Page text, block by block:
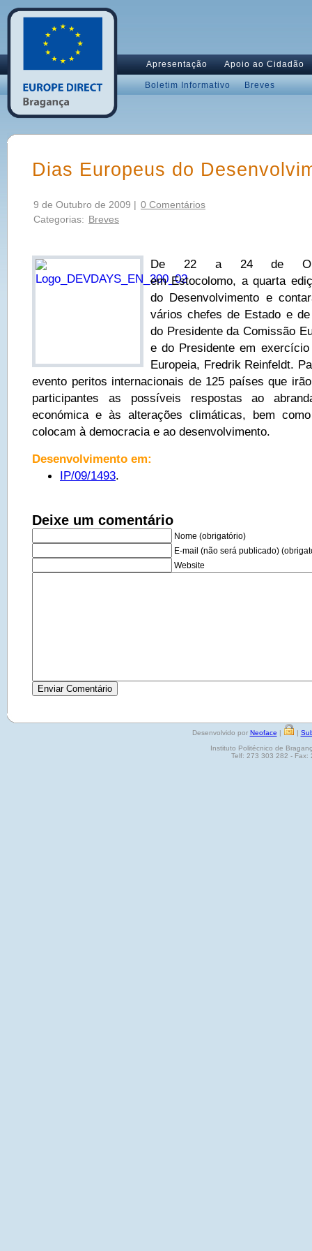
Apresentação Apoio ao Cidadão
Boletim Informativo Breves
Dias Europeus do
9 de Outubro de 2009 | 0 Comentários
Categorias: Breves
De 22 a 24 de
em Estocolomo, a quarta
do Desenvolvimento e
vários chefes de Estado e
do Presidente da Comissão
e do Presidente em
Europeia, Fredrik Reinfeldt.
evento peritos internacionais de 125 países que
participantes as possíveis respostas ao
económica e às alterações climáticas, bem
colocam à democracia e ao desenvolvimento.
Desenvolvimento em:
IP/09/1493.
Deixe um comentário
Nome (obrigatório)
E-mail (não será publicado)
Website
Desenvolvido por Neoface | |
Instituto Politécnico de
Telf: 273 303 282 - Fax: